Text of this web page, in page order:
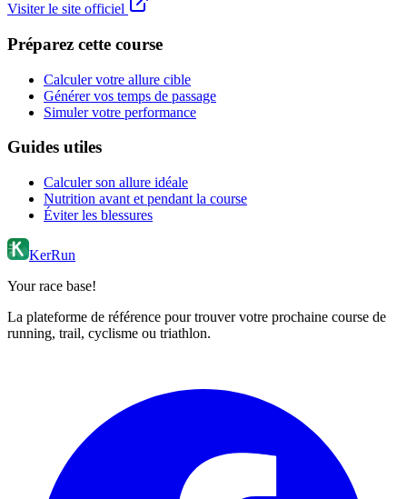
Visiter le site officiel
Préparez cette course
Calculer votre allure cible
Générer vos temps de passage
Simuler votre performance
Guides utiles
Calculer son allure idéale
Nutrition avant et pendant la course
Éviter les blessures
KerRun
Your race base!
La plateforme de référence pour trouver votre prochaine course de
running, trail, cyclisme ou triathlon.